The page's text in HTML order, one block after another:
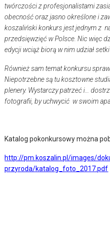
twórczości z profesjonalistami
obecność oraz jasno określone i
koszaliński konkurs jest jednym z
przedsięwzięć w Polsce. Nic więc
edycji wciąż biorą w nim udział
Również sam temat konkursu
Niepotrzebne są tu kosztowne
plenery. Wystarczy patrzeć i…
fotografii, by uchwycić w swoim
Katalog pokonkursowy można
http://pm.koszalin.pl/images/
przyroda/katalog_foto_2017.pdf